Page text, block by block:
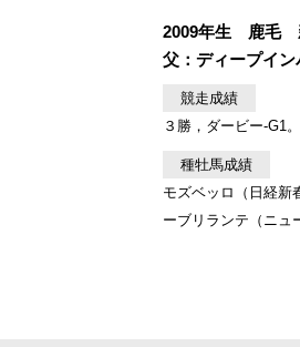
2009年生 鹿毛
父：ディープイ
競走成績
３勝，ダービー-G1。
種牡馬成績
モズベッロ（日経新
ーブリランテ（ニュ